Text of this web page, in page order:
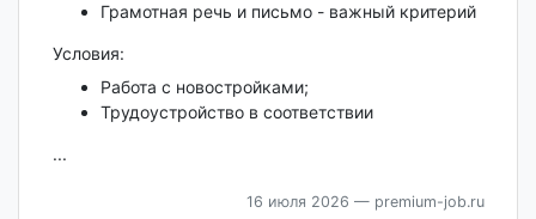
Грамотная речь и письмо - важный критерий
Условия:
Работа с новостройками;
Трудоустройство в соответствии
...
16 июля 2026 — premium-job.ru